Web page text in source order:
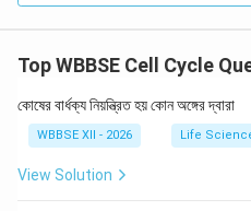
Top WBBSE Cell Cycle
কোষের বার্ধক্য নিয়ন্ত্রিত হয় কোন অঙ্গের দ্বারা
WBBSE XII - 2026 Life
View Solution